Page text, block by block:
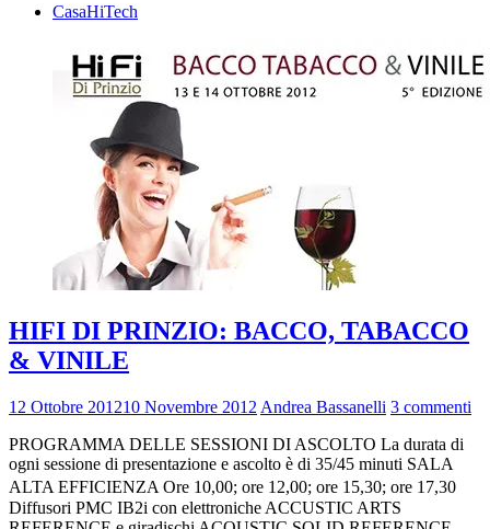
CasaHiTech
HIFI DI PRINZIO: BACCO, TABACCO
& VINILE
12 Ottobre 201210 Novembre 2012 Andrea Bassanelli 3 commenti
PROGRAMMA DELLE SESSIONI DI ASCOLTO La durata di
ogni sessione di presentazione e ascolto è di 35/45 minuti SALA
ALTA EFFICIENZA Ore 10,00; ore 12,00; ore 15,30; ore 17,30
Diffusori PMC IB2i con elettroniche ACCUSTIC ARTS